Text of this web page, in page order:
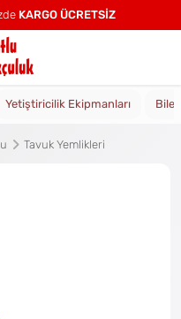
KARGO ÜCRETSİZ
Yetiştiricilik Ekipmanları
Tavuk Yemlikleri